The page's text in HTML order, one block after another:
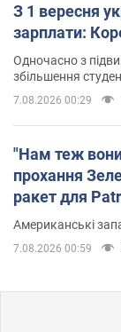
З 1 вересня
зарплати:
Одночасно з
збільшення
7.08.2026 00:29
"Нам теж вони
прохання
ракет для
Американські
7.08.2026 00:59